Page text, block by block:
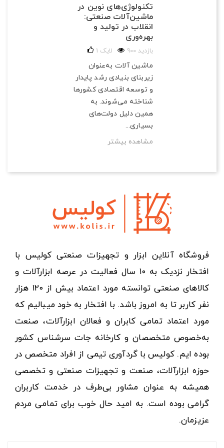
تکنولوژی‌های نوین در
ماشین‌آلات صنعتی:
انقلاب در تولید و
بهره‌وری
900 بازدید 1 لایک
ماشین آلات به‌عنوان
زیربنای بنیادی رشد پایدار
و توسعه اقتصادی کشورها
شناخته می‌شوند. به
همین دلیل دولت‌های
بسیاری...
مشاهده بیشتر
فروشگاه آنلاین ابزار و تجهیزات صنعتی کولیس با
افتخار نزدیک به ۱۰ سال فعالیت در عرصه ابزارآلات و
کالاهای صنعتی توانسته مورد اعتماد بیش از ۱۲۰ هزار
نفر کاربر تا به امروز باشد. با افتخار به خود میبالیم که
مورد اعتماد تمامی کابران و فعالان ابزارآلات، صنعت
به‌خصوص متخصصان و کارخانه جات سرشناس کشور
بوده ایم. کولیس با گردآوری تیمی از افراد متخصص در
حوزه ابزارآلات، صنعت و تجهیزات صنعتی و تخصصی
همیشه به عنوان مشاور بی‌طرف در خدمت کاربران
گرامی بوده است. به امید حال خوب برای تمامی مردم
عزیزمان.